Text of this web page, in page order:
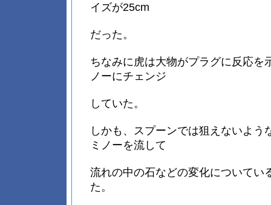
イズが25cm
だった。
ちなみに虎は大物がプラグに反応を
ノーにチェンジ
していた。
しかも、スプーンでは狙えないよう
ミノーを流して
流れの中の石などの変化についてい
た。